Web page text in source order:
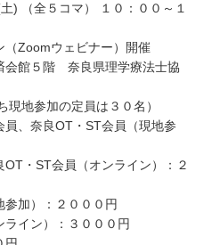
) （全５コマ） １０：００～１
（Zoomウェビナー）開催
会館５階 奈良県理学療法士協
地参加の定員は３０名）
、奈良OT・ST会員（現地参
・ST会員（オンライン）：２
加）：２０００円
イン）：３０００円